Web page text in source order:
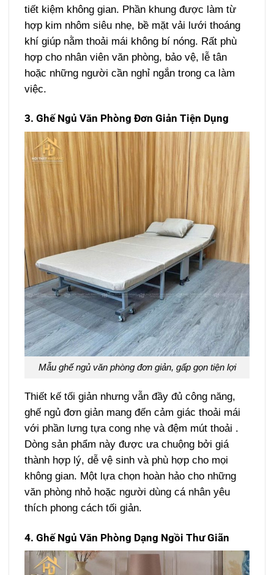
tiết kiệm không gian. Phần khung được làm từ
hợp kim nhôm siêu nhẹ, bề mặt vải lưới thoáng
khí giúp nằm thoải mái không bí nóng. Rất phù
hợp cho nhân viên văn phòng, bảo vệ, lễ tân
hoặc những người cần nghỉ ngắn trong ca làm
việc.
3. Ghế Ngủ Văn Phòng Đơn Giản Tiện Dụng
Mẫu ghế ngủ văn phòng đơn giản, gấp gọn tiện lợi
Thiết kế tối giản nhưng vẫn đầy đủ công năng,
ghế ngủ đơn giản mang đến cảm giác thoải mái
với phần lưng tựa cong nhẹ và đệm mút thoải .
Dòng sản phẩm này được ưa chuộng bởi giá
thành hợp lý, dễ vệ sinh và phù hợp cho mọi
không gian. Một lựa chọn hoàn hảo cho những
văn phòng nhỏ hoặc người dùng cá nhân yêu
thích phong cách tối giản.
4. Ghế Ngủ Văn Phòng Dạng Ngồi Thư Giãn